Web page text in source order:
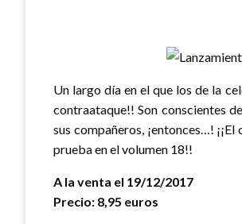
Un largo día en el que los de la
contraataque!! Son conscientes
sus compañeros, ¡entonces…!
prueba en el volumen 18!!
A la venta el 19/12/2017
Precio: 8,95 euros